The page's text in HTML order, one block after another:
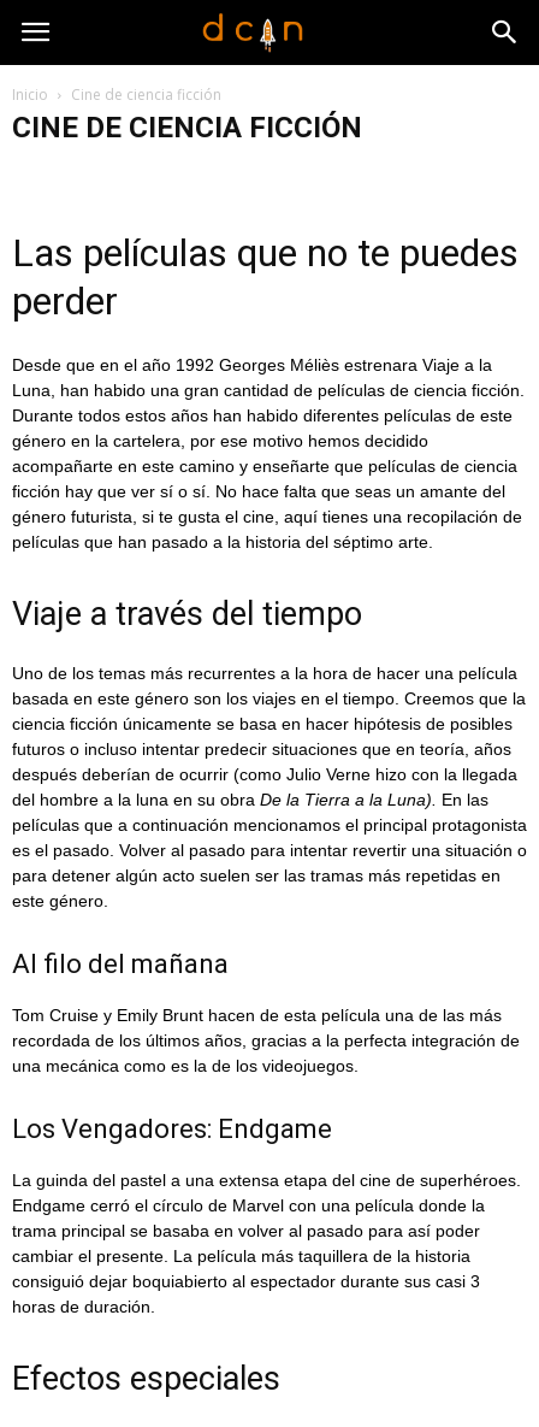
Inicio Cine de ciencia ficción
CINE DE CIENCIA FICCIÓN
Videojuegos de ciencia ficción
Las películas que no te puedes
perder
Desde que en el año 1992 Georges Méliès estrenara Viaje a la
Luna, han habido una gran cantidad de películas de ciencia ficción.
Durante todos estos años han habido diferentes películas de este
género en la cartelera, por ese motivo hemos decidido
acompañarte en este camino y enseñarte que películas de ciencia
ficción hay que ver sí o sí. No hace falta que seas un amante del
género futurista, si te gusta el cine, aquí tienes una recopilación de
películas que han pasado a la historia del séptimo arte.
Viaje a través del tiempo
Uno de los temas más recurrentes a la hora de hacer una película
basada en este género son los viajes en el tiempo. Creemos que la
ciencia ficción únicamente se basa en hacer hipótesis de posibles
futuros o incluso intentar predecir situaciones que en teoría, años
después deberían de ocurrir (como Julio Verne hizo con la llegada
del hombre a la luna en su obra De la Tierra a la Luna).
En las
películas que a continuación mencionamos el principal protagonista
es el pasado. Volver al pasado para intentar revertir una situación o
para detener algún acto suelen ser las tramas más repetidas en
este género.
Al filo del mañana
Tom Cruise y Emily Brunt hacen de esta película una de las más
recordada de los últimos años, gracias a la perfecta integración de
una mecánica como es la de los videojuegos.
Los Vengadores: Endgame
La guinda del pastel a una extensa etapa del cine de superhéroes.
Endgame cerró el círculo de Marvel con una película donde la
trama principal se basaba en volver al pasado para así poder
cambiar el presente. La película más taquillera de la historia
consiguió dejar boquiabierto al espectador durante sus casi 3
horas de duración.
Efectos especiales